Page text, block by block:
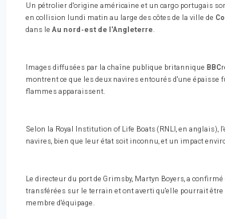
Un pétrolier d'origine américaine et un cargo portugais
en collision lundi matin au large des côtes de la ville de
dans le Au nord-est de l'Angleterre.
Images diffusées par la chaîne publique britannique BBC
montrent ce que les deux navires entourés d'une épaisse
flammes apparaissent.
Selon la Royal Institution of Life Boats (RNLI, en anglais),
navires, bien que leur état soit inconnu, et un impact
Le directeur du port de Grimsby, Martyn Boyers, a
transférées sur le terrain et ont averti qu'elle pourrait
membre d'équipage.